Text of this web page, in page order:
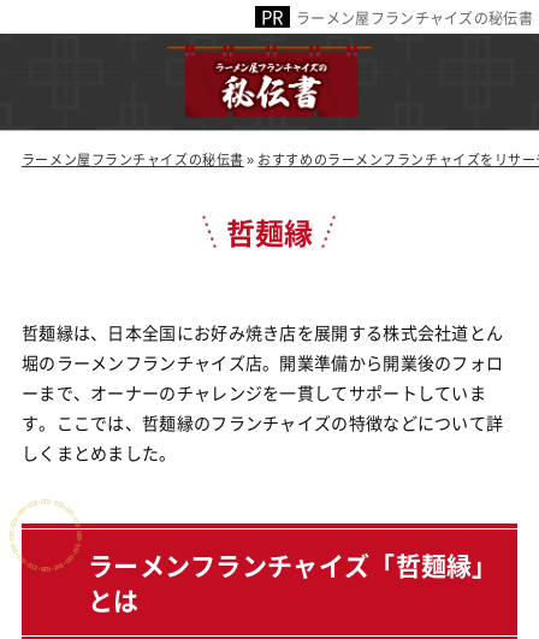
ラーメン屋フランチャイズの秘伝書
ラーメン屋フランチャイズの秘伝書» おすすめのラーメンフランチャイズをリサー
哲麺縁
哲麺縁は、日本全国にお好み焼き店を展開する株式会社道とん
堀のラーメンフランチャイズ店。開業準備から開業後のフォロ
ーまで、オーナーのチャレンジを一貫してサポートしていま
す。ここでは、哲麺縁のフランチャイズの特徴などについて詳
しくまとめました。
ラーメンフランチャイズ「哲麺縁」
とは